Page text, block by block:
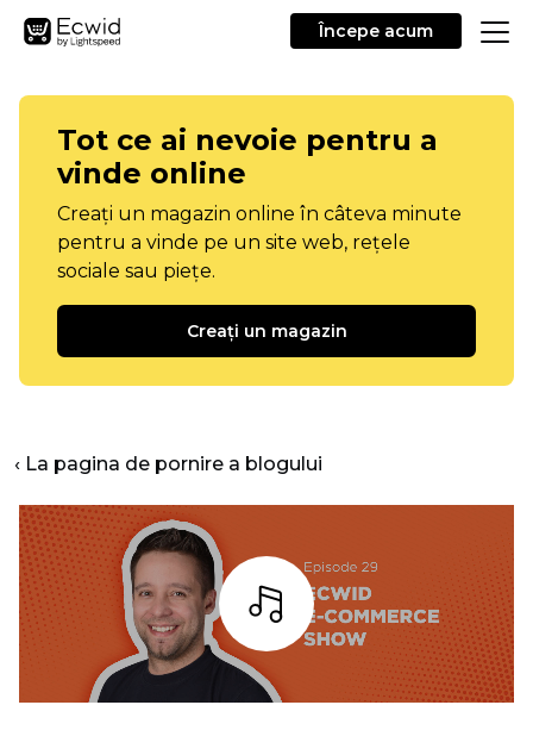
Începe acum
Tot ce ai nevoie pentru a
vinde online
Creați un magazin online în câteva minute
pentru a vinde pe un site web, rețele
sociale sau piețe.
Creați un magazin
‹ La pagina de pornire a blogului
Asculta